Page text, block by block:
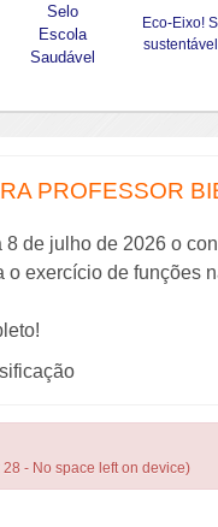
Selo
Escola
Saudável
Eco-Eixo!
PROFESSOR
de julho de 2026 o
o exercício de funções
- No space left on device)